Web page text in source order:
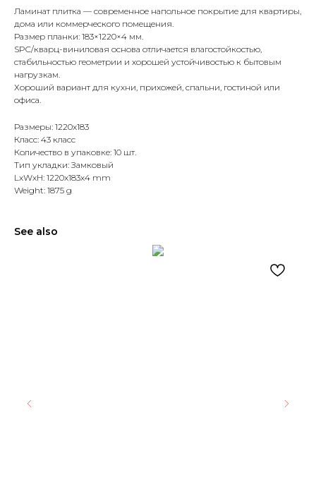
Ламинат плитка — современное напольное покрытие для квартиры,
дома или коммерческого помещения.
Размер планки: 183×1220×4 мм.
SPC/кварц-виниловая основа отличается влагостойкостью,
стабильностью геометрии и хорошей устойчивостью к бытовым
нагрузкам.
Хороший вариант для кухни, прихожей, спальни, гостиной или
офиса.
Размеры: 1220x183
Класс: 43 класс
Количество в упаковке: 10 шт.
Тип укладки: Замковый
LxWxH: 1220x183x4 mm
Weight: 1875 g
See also